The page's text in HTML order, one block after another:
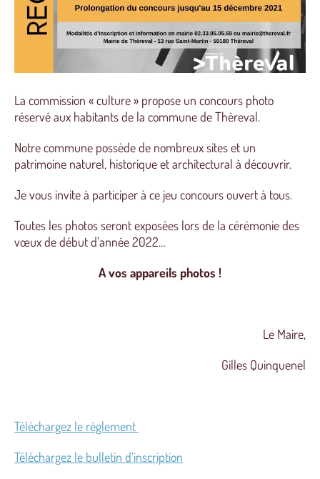
La commission « culture » propose un concours photo
réservé aux habitants de la commune de Thèreval.
Notre commune possède de nombreux sites et un
patrimoine naturel, historique et architectural à découvrir.
Je vous invite à participer à ce jeu concours ouvert à tous.
Toutes les photos seront exposées lors de la cérémonie des
vœux de début d’année 2022…
A vos appareils photos !
Le Maire,
Gilles Quinquenel
Téléchargez le règlement
Téléchargez le bulletin d’inscription